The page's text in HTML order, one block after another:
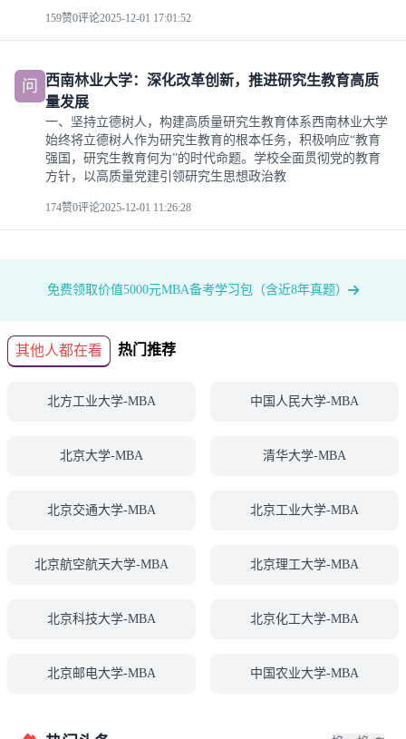
159赞0评论2025-12-01 17:01:52
问
西南林业大学：深化改革创新，推进研究生教育高质
量发展
一、坚持立德树人，构建高质量研究生教育体系西南林业大学
始终将立德树人作为研究生教育的根本任务，积极响应“教育
强国，研究生教育何为”的时代命题。学校全面贯彻党的教育
方针，以高质量党建引领研究生思想政治教
174赞0评论2025-12-01 11:26:28
免费领取价值5000元MBA备考学习包（含近8年真题）
其他人都在看 热门推荐
北方工业大学-MBA 中国人民大学-MBA
北京大学-MBA 清华大学-MBA
北京交通大学-MBA 北京工业大学-MBA
北京航空航天大学-MBA 北京理工大学-MBA
北京科技大学-MBA 北京化工大学-MBA
北京邮电大学-MBA 中国农业大学-MBA